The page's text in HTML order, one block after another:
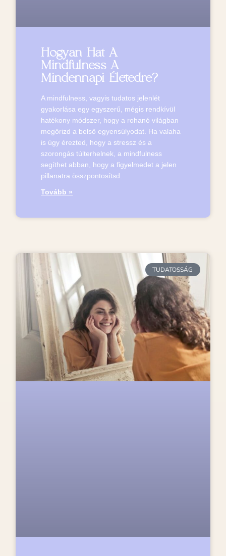
Hogyan Hat A
Mindfulness A
Mindennapi Életedre?
A mindfulness, vagyis tudatos jelenlét
gyakorlása egy egyszerű, mégis rendkívül
hatékony módszer, hogy a rohanó világban
megőrizd a belső egyensúlyodat. Ha valaha
is úgy érezted, hogy a stressz és a
szorongás túlterhelnek, a mindfulness
segíthet abban, hogy a figyelmedet a jelen
pillanatra összpontosítsd.
Tovább »
TUDATOSSÁG